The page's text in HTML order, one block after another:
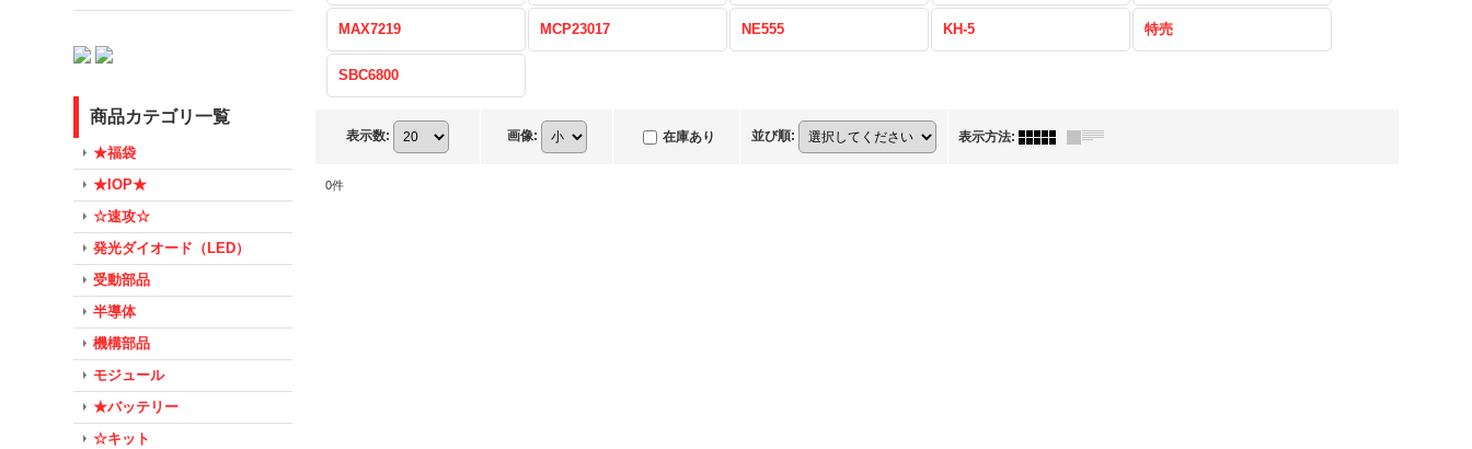
商品カテゴリ一覧
★福袋
★IOP★
☆速攻☆
発光ダイオード（LED）
受動部品
半導体
機構部品
モジュール
★バッテリー
☆キット
MAX7219 MCP23017 NE555 KH-5 特売
SBC6800
表示数: 画像: 在庫あり 並び順: 表示方法:
0件